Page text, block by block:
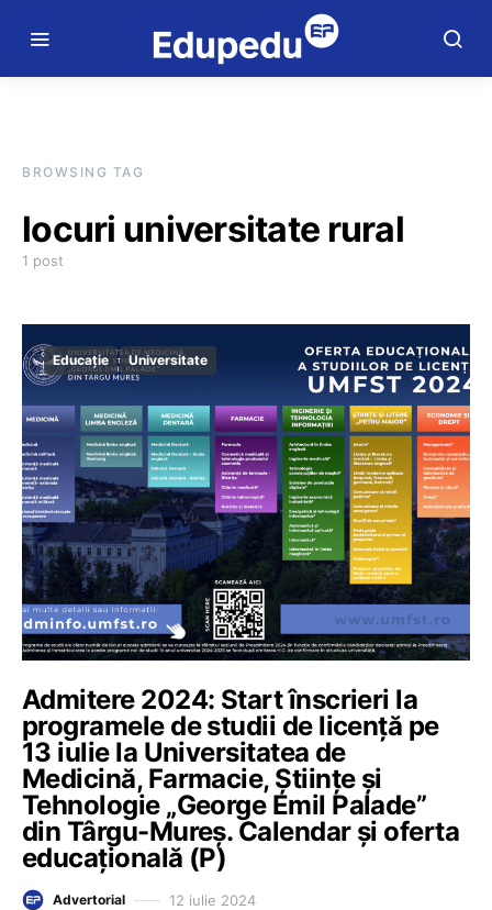
BROWSING TAG
locuri universitate rural
1 post
Educație Universitate
Admitere 2024: Start înscrieri la
programele de studii de licență pe
13 iulie la Universitatea de
Medicină, Farmacie, Științe și
Tehnologie „George Emil Palade”
din Târgu-Mureș. Calendar și oferta
educațională (P)
Advertorial 12 iulie 2024